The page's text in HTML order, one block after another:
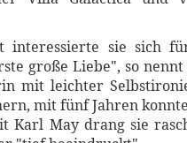
interessierte sie sich
große Liebe", so nennt
mit leichter
mit fünf Jahren
Karl May drang sie